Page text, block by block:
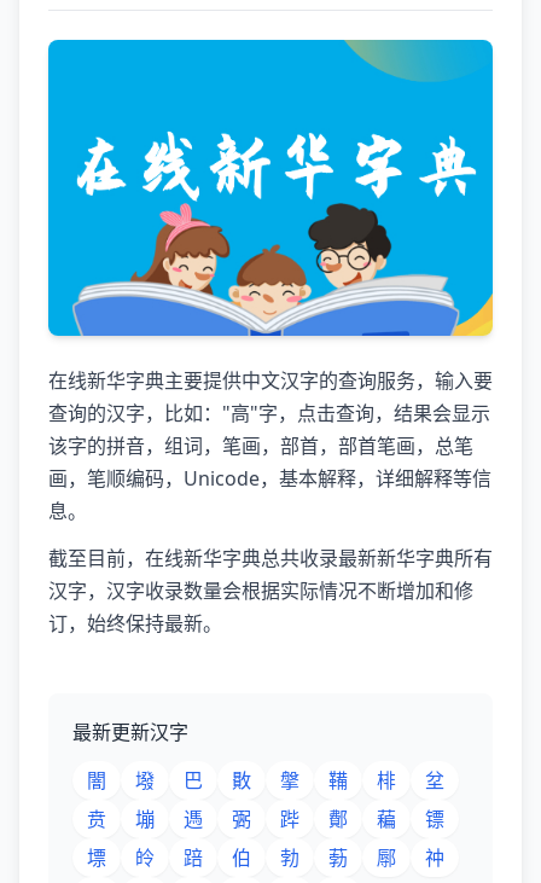
在线新华字典主要提供中文汉字的查询服务，输入要
查询的汉字，比如："高"字，点击查询，结果会显示
该字的拼音，组词，笔画，部首，部首笔画，总笔
画，笔顺编码，Unicode，基本解释，详细解释等信
息。
截至目前，在线新华字典总共收录最新新华字典所有
汉字，汉字收录数量会根据实际情况不断增加和修
订，始终保持最新。
最新更新汉字
闇
墢 巴 贁 搫 鞴 棑
坌
贲
塴 遤 弻 跸 鄪 藊
镖
墂
皊 踣 伯 勃 葧 鄏
祌